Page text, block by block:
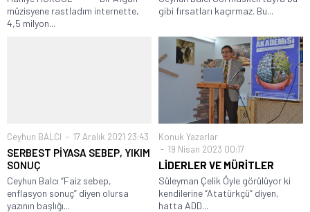
müzisyene rastladım internette,
4,5 milyon...
gibi fırsatları kaçırmaz. Bu...
Ceyhun BALCI 17 Aralık 2021 23:43
SERBEST PİYASA SEBEP, YIKIM
SONUÇ
Ceyhun Balcı “Faiz sebep,
enflasyon sonuç” diyen olursa
yazının başlığı...
Konuk Yazarlar
19 Nisan 2023 00:17
LİDERLER VE MÜRİTLER
Süleyman Çelik Öyle görülüyor ki
kendilerine “Atatürkçü” diyen,
hatta ADD...